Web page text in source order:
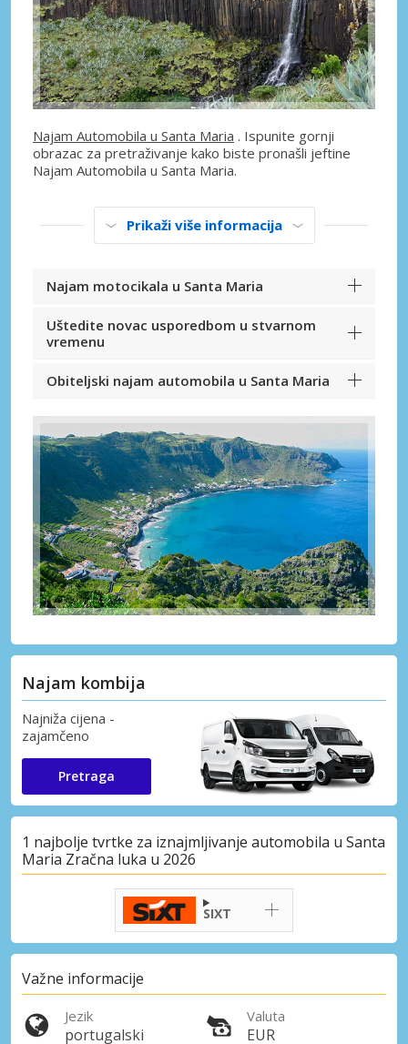
Najam Automobila u Santa Maria . Ispunite gornji
obrazac za pretraživanje kako biste pronašli jeftine
Najam Automobila u Santa Maria.
Prikaži više informacija
Najam motocikala u Santa Maria
Uštedite novac usporedbom u stvarnom
vremenu
Obiteljski najam automobila u Santa Maria
Najam kombija
Najniža cijena -
zajamčeno
Pretraga
1 najbolje tvrtke za iznajmljivanje automobila u Santa
Maria Zračna luka u 2026
SIXT
Važne informacije
Jezik
portugalski
Valuta
EUR